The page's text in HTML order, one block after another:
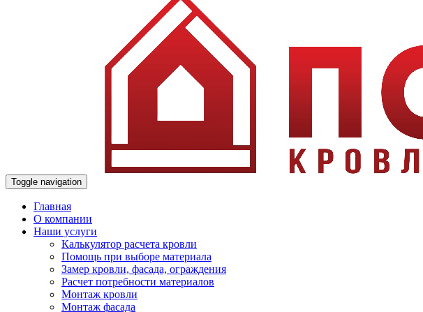
Toggle navigation
Главная
О компании
Наши услуги
Калькулятор расчета кровли
Помощь при выборе материала
Замер кровли, фасада, ограждения
Расчет потребности материалов
Монтаж кровли
Монтаж фасада